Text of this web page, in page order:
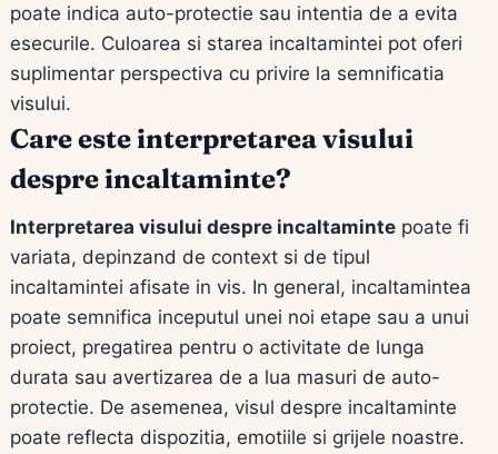
poate indica auto-protectie sau intentia de a evita
esecurile. Culoarea si starea incaltamintei pot oferi
suplimentar perspectiva cu privire la semnificatia
visului.
Care este interpretarea visului
despre incaltaminte?
Interpretarea visului despre incaltaminte poate fi
variata, depinzand de context si de tipul
incaltamintei afisate in vis. In general, incaltamintea
poate semnifica inceputul unei noi etape sau a unui
proiect, pregatirea pentru o activitate de lunga
durata sau avertizarea de a lua masuri de auto-
protectie. De asemenea, visul despre incaltaminte
poate reflecta dispozitia, emotiile si grijele noastre.